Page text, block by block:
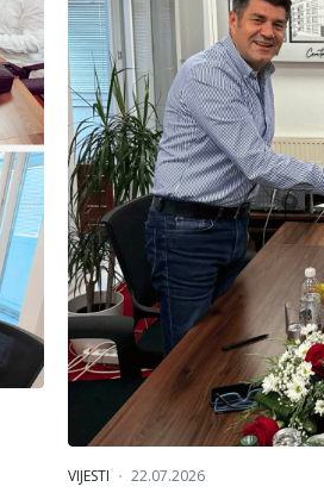
VIJESTI 22.07.2026